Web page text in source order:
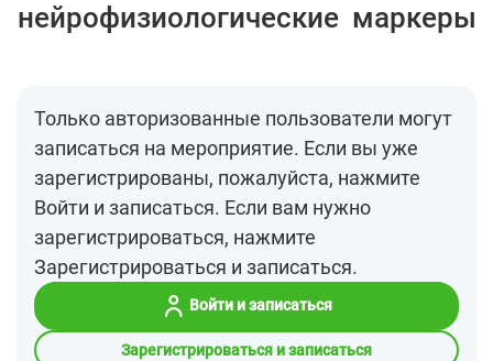
нейрофизиологические маркеры
Только авторизованные пользователи могут
записаться на мероприятие. Если вы уже
зарегистрированы, пожалуйста, нажмите
Войти и записаться. Если вам нужно
зарегистрироваться, нажмите
Зарегистрироваться и записаться.
Войти и записаться
Зарегистрироваться и записаться